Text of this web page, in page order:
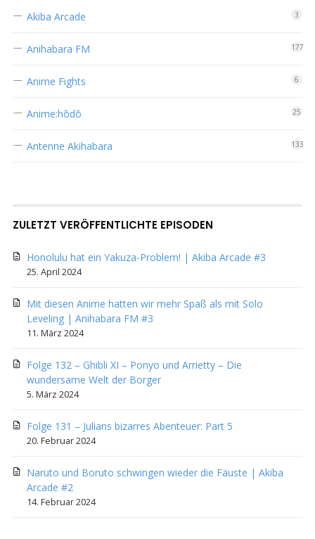
Akiba Arcade 3
Anihabara FM 177
Anime Fights 6
Anime:hōdō 25
Antenne Akihabara 133
ZULETZT VERÖFFENTLICHTE EPISODEN
Honolulu hat ein Yakuza-Problem! | Akiba Arcade #3
25. April 2024
Mit diesen Anime hatten wir mehr Spaß als mit Solo
Leveling | Anihabara FM #3
11. März 2024
Folge 132 – Ghibli XI – Ponyo und Arrietty – Die
wundersame Welt der Borger
5. März 2024
Folge 131 – Julians bizarres Abenteuer: Part 5
20. Februar 2024
Naruto und Boruto schwingen wieder die Fäuste | Akiba
Arcade #2
14. Februar 2024